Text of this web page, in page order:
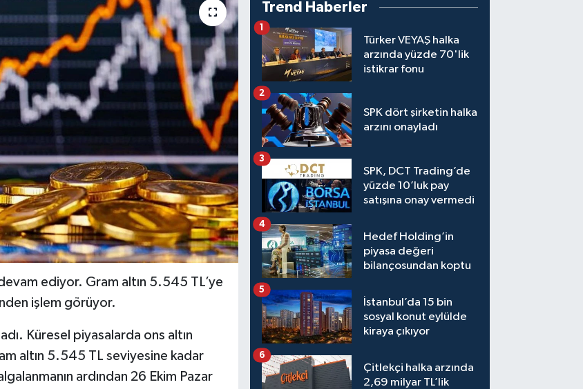
ediyor. Gram altın 5.545 TL’ye
işlem görüyor.
Küresel piyasalarda ons altın
altın 5.545 TL seviyesine kadar
ardından 26 Ekim Pazar
Trend Haberler
Türker VEYAŞ halka
arzında yüzde 70'lik
istikrar fonu
1
SPK dört şirketin halka
arzını onayladı
2
SPK, DCT Trading’de
yüzde 10’luk pay
satışına onay vermedi
3
Hedef Holding’in
piyasa değeri
bilançosundan koptu
4
İstanbul’da 15 bin
sosyal konut eylülde
kiraya çıkıyor
5
Çitlekçi halka arzında
2,69 milyar TL’lik
6